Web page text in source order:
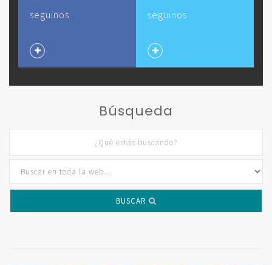
seguinos seguinos
Búsqueda
BUSCAR